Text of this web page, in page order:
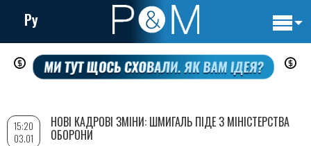
Перейти
до
вмісту
Ру
15:20
03.01
НОВІ КАДРОВІ ЗМІНИ: ШМИГАЛЬ ПІДЕ З МІНІСТЕРСТВА
ОБОРОНИ